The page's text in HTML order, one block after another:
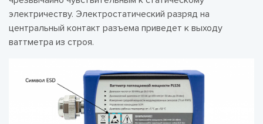
электричеству. Электростатический разряд на
центральный контакт разъема приведет к выходу
ваттметра из строя.